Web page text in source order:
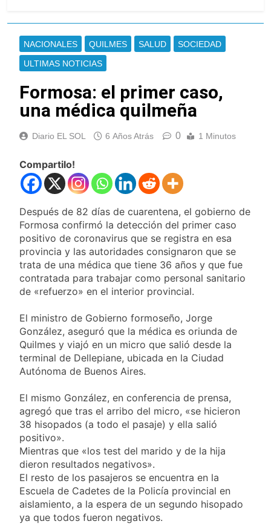
proyecto oficial de
Ley de Propiedad
Privada
La Diócesis de
Quilmes celebra la
operada por La Central de
Vicente López
17 Horas Atrás
La Municipalidad de Quilmes
limpió sumideros y
desagües en medio de las
virtual para consultar
infracciones en segundos
18 Horas Atrás
la obra teatral «Los
Abuelos No Mienten»
19 Horas Atrás
Marcha al Congreso: cortes,
desvíos y operativo de
seguridad por la protesta
contra la reforma de la Ley
de Tierras
22 Horas Atrás
Tormentas severas y fuertes
ráfagas de viento: más de
meteorológica
Senado debate el proyecto
sobre propiedad privada
con foco en los desalojos
1 Día Atrás
Día del Cirujano Torácico:
una especialidad clave para
respiratoria en el Sanatorio
Urquiza
Alerta naranja en Quilmes
por tormentas severas y
fuertes ráfagas de viento
1 Día Atrás
NACIONALES QUILMES SALUD
SOCIEDAD
ULTIMAS NOTICIAS
Formosa: el primer caso,
una médica quilmeña
Diario EL SOL 6 Años Atrás 0 1 Minutos
Compartilo!
Después de 82 días de cuarentena, el gobierno de
Formosa confirmó la detección del primer caso
positivo de coronavirus que se registra en esa
provincia y las autoridades consignaron que se
trata de una médica que tiene 36 años y que fue
contratada para trabajar como personal sanitario
de «refuerzo» en el interior provincial.
El ministro de Gobierno formoseño, Jorge
González, aseguró que la médica es oriunda de
Quilmes y viajó en un micro que salió desde la
terminal de Dellepiane, ubicada en la Ciudad
Autónoma de Buenos Aires.
El mismo González, en conferencia de prensa,
agregó que tras el arribo del micro, «se hicieron
38 hisopados (a todo el pasaje) y ella salió
positivo».
Mientras que «los test del marido y de la hija
dieron resultados negativos».
El resto de los pasajeros se encuentra en la
Escuela de Cadetes de la Policía provincial en
aislamiento, a la espera de un segundo hisopado
ya que todos fueron negativos.